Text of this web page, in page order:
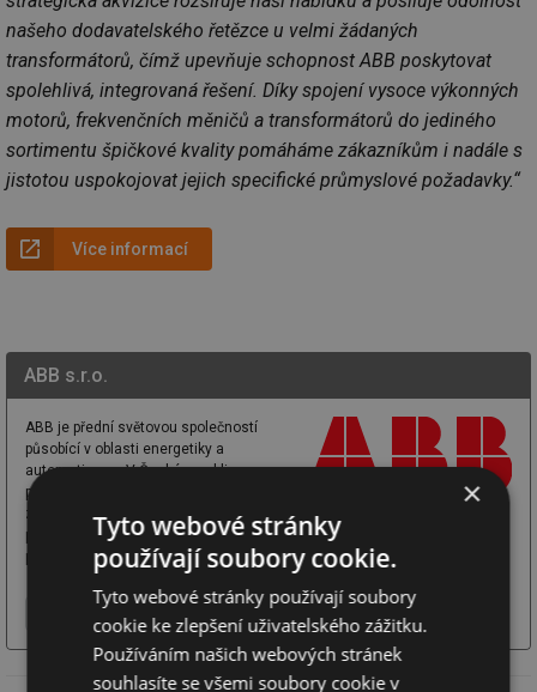
našeho dodavatelského řetězce u velmi žádaných
transformátorů, čímž upevňuje schopnost ABB poskytovat
spolehlivá, integrovaná řešení. Díky spojení vysoce výkonných
motorů, frekvenčních měničů a transformátorů do jediného
sortimentu špičkové kvality pomáháme zákazníkům i nadále s
jistotou uspokojovat jejich specifické průmyslové požadavky.“
Více informací
ABB s.r.o.
ABB je přední světovou společností
působící v oblasti energetiky a
automatizace. V České republice
působí na osmi lokalitách a
zaměstnává více než 3400 lidí. Hlavní
produkce: Elektromotory, generátory, frekvenční měniče, jejich díly,
projekce, dodávky, ...
Více o firmě Chci další informace Webové stránky
×
Tyto webové stránky
používají soubory cookie.
Tyto webové stránky používají soubory
cookie ke zlepšení uživatelského zážitku.
Používáním našich webových stránek
souhlasíte se všemi soubory cookie v